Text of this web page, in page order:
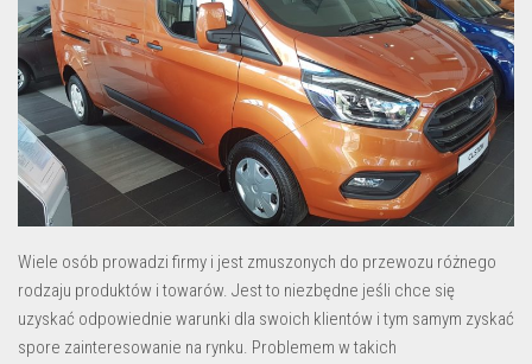
Wiele osób prowadzi firmy i jest zmuszonych do przewozu różnego
rodzaju produktów i towarów. Jest to niezbędne jeśli chce się
uzyskać odpowiednie warunki dla swoich klientów i tym samym zyskać
spore zainteresowanie na rynku. Problemem w takich